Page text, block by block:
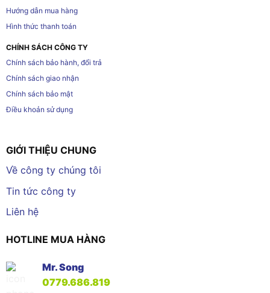
Hướng dẫn mua hàng
Hình thức thanh toán
CHÍNH SÁCH CÔNG TY
Chính sách bảo hành, đổi trả
Chính sách giao nhận
Chính sách bảo mật
Điều khoản sử dụng
GIỚI THIỆU CHUNG
Về công ty chúng tôi
Tin tức công ty
Liên hệ
HOTLINE MUA HÀNG
Mr. Song
0779.686.819